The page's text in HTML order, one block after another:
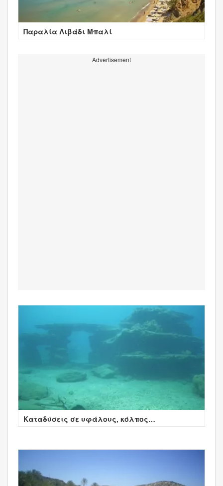
Παραλία Λιβάδι Μπαλί
Advertisement
Καταδύσεις σε υφάλους, κόλπος
Καραβοστάσι, Μπαλί